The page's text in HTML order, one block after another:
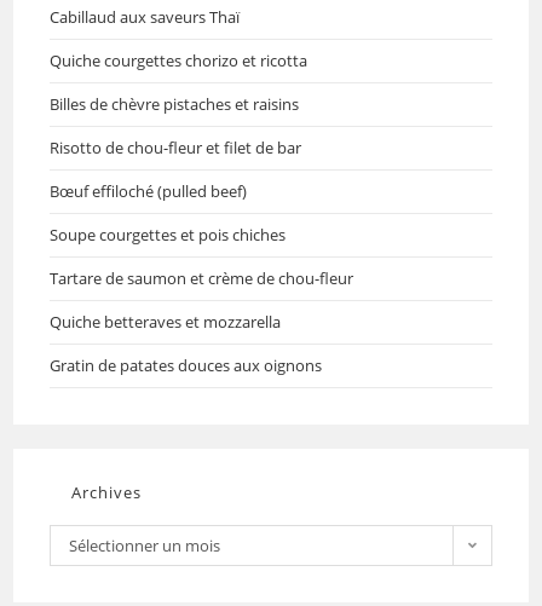
Cabillaud aux saveurs Thaï
Quiche courgettes chorizo et ricotta
Billes de chèvre pistaches et raisins
Risotto de chou-fleur et filet de bar
Bœuf effiloché (pulled beef)
Soupe courgettes et pois chiches
Tartare de saumon et crème de chou-fleur
Quiche betteraves et mozzarella
Gratin de patates douces aux oignons
Archives
Sélectionner un mois